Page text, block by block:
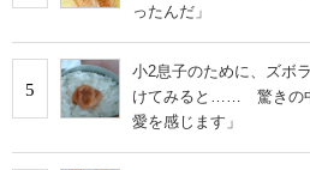
ったんだ」
5
小2息子のために、ズボ
けてみると…… 驚きの
愛を感じます」